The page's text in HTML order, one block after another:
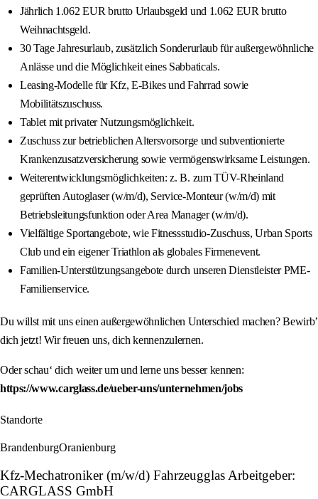
Jährlich 1.062 EUR brutto Urlaubsgeld und 1.062 EUR brutto
Weihnachtsgeld.
30 Tage Jahresurlaub, zusätzlich Sonderurlaub für außergewöhnliche
Anlässe und die Möglichkeit eines Sabbaticals.
Leasing-Modelle für Kfz, E-Bikes und Fahrrad sowie
Mobilitätszuschuss.
Tablet mit privater Nutzungsmöglichkeit.
Zuschuss zur betrieblichen Altersvorsorge und subventionierte
Krankenzusatzversicherung sowie vermögenswirksame Leistungen.
Weiterentwicklungsmöglichkeiten: z. B. zum TÜV-Rheinland
geprüften Autoglaser (w/m/d), Service-Monteur (w/m/d) mit
Betriebsleitungsfunktion oder Area Manager (w/m/d).
Vielfältige Sportangebote, wie Fitnessstudio-Zuschuss, Urban Sports
Club und ein eigener Triathlon als globales Firmenevent.
Familien-Unterstützungsangebote durch unseren Dienstleister PME-
Familienservice.
Du willst mit uns einen außergewöhnlichen Unterschied machen? Bewirb’
dich jetzt! Wir freuen uns, dich kennenzulernen.
Oder schau‘ dich weiter um und lerne uns besser kennen:
https://www.carglass.de/ueber-uns/unternehmen/jobs
Standorte
BrandenburgOranienburg
Kfz-Mechatroniker (m/w/d) Fahrzeugglas Arbeitgeber:
CARGLASS GmbH